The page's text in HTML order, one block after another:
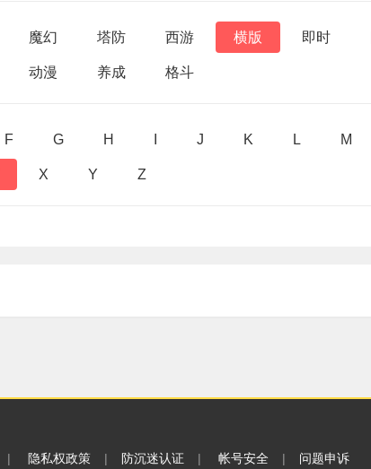
魔幻 塔防 西游 横版 即时
动漫 养成 格斗
F G H J K L M
X Y Z
| 隐私权政策 | 防沉迷认证 | 帐号安全 | 问题申诉